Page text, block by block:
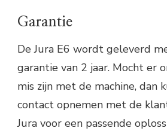
Garantie
De Jura E6 wordt geleverd
garantie van 2 jaar. Mocht er
mis zijn met de machine, dan
contact opnemen met de
Jura voor een passende